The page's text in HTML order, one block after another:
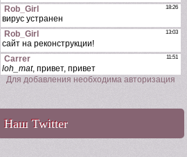
Для добавления необходима авторизация
Наш Twitter